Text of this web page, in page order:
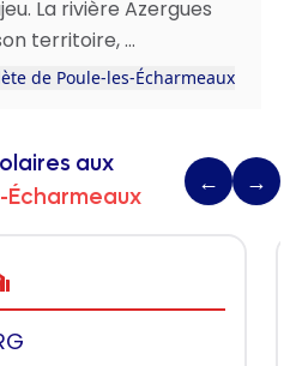
La rivière Azergues
territoire, ...
de Poule-les-Écharmeaux
aux
Écharmeaux
← →